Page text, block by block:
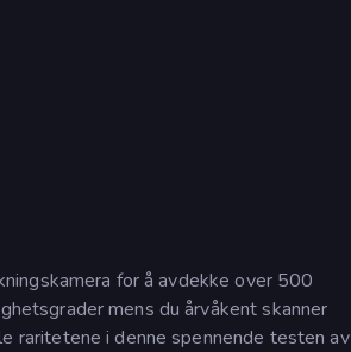
for å avdekke over 500
mens du årvåkent skanner
raritetene i denne spennende testen av